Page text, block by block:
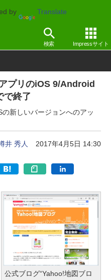
by Translate
検索 Impressサイト
プリのiOS 9/Android
で終了
新しいバージョンへのアッ
井 秀人 2017年4月5日 14:30
公式ブログ“Yahoo!地図ブロ